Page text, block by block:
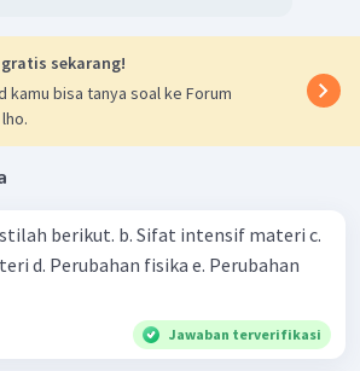
sekarang!
kamu bisa tanya soal ke Forum
Sifat intensif materi c.
Jawaban terverifikasi